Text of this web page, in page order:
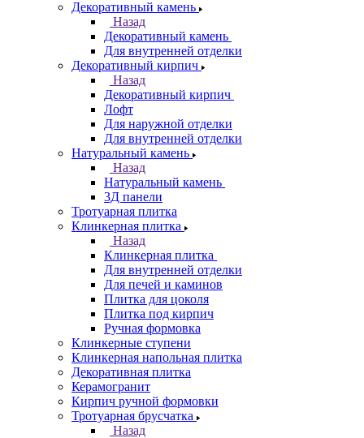
Декоративный камень
Назад
Декоративный камень
Для внутренней отделки
Декоративный кирпич
Назад
Декоративный кирпич
Лофт
Для наружной отделки
Для внутренней отделки
Натуральный камень
Назад
Натуральный камень
3Д панели
Тротуарная плитка
Клинкерная плитка
Назад
Клинкерная плитка
Для внутренней отделки
Для печей и каминов
Плитка для цоколя
Плитка под кирпич
Ручная формовка
Клинкерные ступени
Клинкерная напольная плитка
Декоративная плитка
Керамогранит
Кирпич ручной формовки
Тротуарная брусчатка
Назад